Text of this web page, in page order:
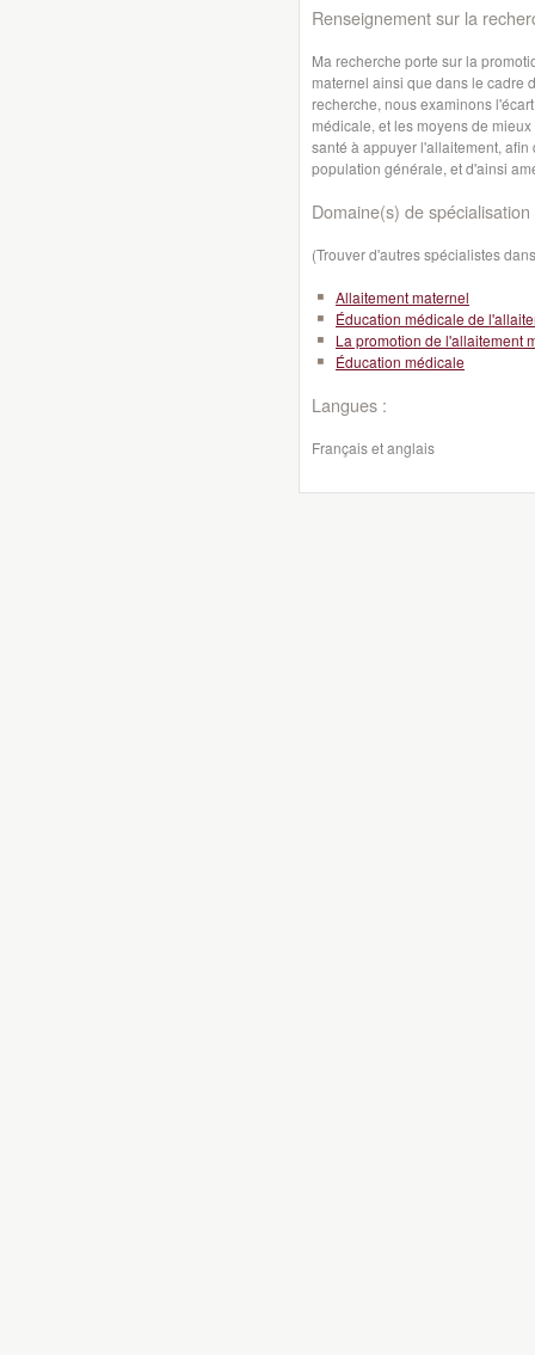
Renseignement sur la
Ma recherche porte sur la
maternel ainsi que dans le cadre
recherche, nous examinons
médicale, et les moyens de
santé à appuyer l'allaitement,
population générale, et d'ainsi
Domaine(s) de spécialisation
(Trouver d'autres spécialistes
Allaitement maternel
Éducation médicale de
La promotion de l'allaitement
Éducation médicale
Langues :
Français et anglais